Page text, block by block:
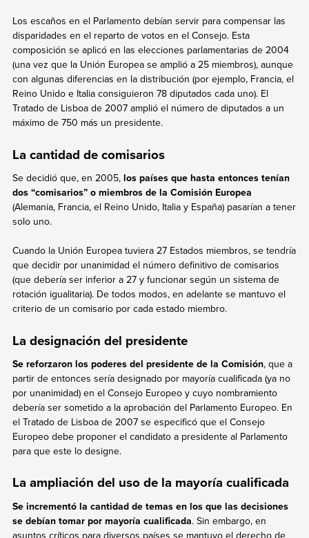
Los escaños en el Parlamento debían servir para compensar las
disparidades en el reparto de votos en el Consejo. Esta
composición se aplicó en las elecciones parlamentarias de 2004
(una vez que la Unión Europea se amplió a 25 miembros), aunque
con algunas diferencias en la distribución (por ejemplo, Francia, el
Reino Unido e Italia consiguieron 78 diputados cada uno). El
Tratado de Lisboa de 2007 amplió el número de diputados a un
máximo de 750 más un presidente.
La cantidad de comisarios
Se decidió que, en 2005,los países que hasta entonces tenían
dos “comisarios” o miembros de la Comisión Europea
(Alemania, Francia, el Reino Unido, Italia y España) pasarían a tener
solo uno.
Cuando la Unión Europea tuviera 27 Estados miembros, se tendría
que decidir por unanimidad el número definitivo de comisarios
(que debería ser inferior a 27 y funcionar según un sistema de
rotación igualitaria). De todos modos, en adelante se mantuvo el
criterio de un comisario por cada estado miembro.
La designación del presidente
Se reforzaron los poderes del presidente de la Comisión, que a
partir de entonces sería designado por mayoría cualificada (ya no
por unanimidad) en el Consejo Europeo y cuyo nombramiento
debería ser sometido a la aprobación del Parlamento Europeo. En
el Tratado de Lisboa de 2007 se especificó que el Consejo
Europeo debe proponer el candidato a presidente al Parlamento
para que este lo designe.
La ampliación del uso de la mayoría cualificada
Se incrementó la cantidad de temas en los que las decisiones
se debían tomar por mayoría cualificada. Sin embargo, en
asuntos críticos para diversos países se mantuvo el derecho de